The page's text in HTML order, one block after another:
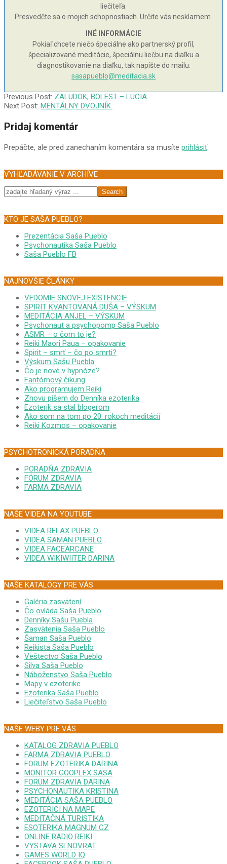
liečiteľa.
Presvedčte sa o mojich schopnostiach. Určite vás nesklamem.
INÉ INFORMÁCIE
Pokiaľ chcete niečo špeciálne ako partnerský profil,
špecializované meditácie, špeciálnu liečbu na diaľku a
diagnostikovanie na diaľku, tak napíšte do mailu:
sasapueblo@meditacia.sk
2003-
03-
Previous Post: ZALUDOK, BOLEST – LUCIA
Next Post: MENTÁLNY DVOJNÍK.
Pridaj komentár
Prepáčte, ale pred zanechaním komentára sa musíte prihlásiť.
VYHĽADÁVANIE V ARCHÍVE
Search
KTO JE SAŠA PUEBLO?
Prezentácia Saša Pueblo
Psychonautika Saša Pueblo
Saša Pueblo FB
NAJNOVŠIE ČLÁNKY
VEDOMIE SNOVEJ EXISTENCIE
SPIRIT KVANTOVANÁ DUŠA – VÝSKUM
MEDITÁCIA ANJEL – VÝSKUM
Psychonaut a psychopomp Saša Pueblo
ASMR – o čom to je?
Reiki Maori Paua – opakovanie
Spirit – smrť – čo po smrti?
Výskum Sašu Puebla
Čo je nové v hypnóze?
Fantómový čikung
Ako programujem Reiki
Znovu píšem do Denníka ezoterika
Ezoterik sa stal blogerom
Ako som na tom po 20. rokoch meditácií
Reiki Kozmos – opakovanie
PSYCHOTRONICKÁ PORADŇA
PORADŇA ZDRAVIA
FÓRUM ZDRAVIA
FARMA ZDRAVIA
NAŠE VIDEA NA YOUTUBE
VIDEA RELAX PUEBLO
VIDEA SAMAN PUEBLO
VIDEA FACEARCANE
VIDEA WIKIWIITER DARINA
NAŠE KATALÓGY PRE VÁS
Galéria zasvätení
Čo ovláda Saša Pueblo
Denníky Sašu Puebla
Zasvätenia Saša Pueblo
Šaman Saša Pueblo
Reikista Saša Pueblo
Veštectvo Saša Pueblo
Silva Saša Pueblo
Náboženstvo Saša Pueblo
Mapy v ezoterike
Ezoterika Saša Pueblo
Liečiteľstvo Saša Pueblo
NAŠE WEBY PRE VÁS
KATALOG ZDRAVIA PUEBLO
FARMA ZDRAVIA PUEBLO
FORUM EZOTERIKA DARINA
MONITOR GOOPLEX SASA
FORUM ZDRAVIA DARINA
PSYCHONAUTIKA KRISTINA
MEDITÁCIA SAŠA PUEBLO
EZOTERICI NA MAPE
MEDITAČNÁ TURISTIKA
ESOTERIKA MAGNUM CZ
ONLINE RADIO REIKI
VYSTAVA SLNOVRAT
GAMES WORLD IQ